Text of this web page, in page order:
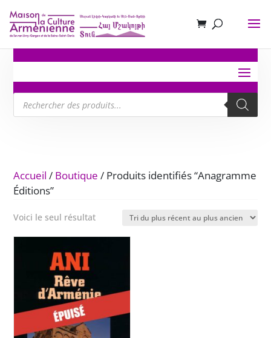
Recherche
de
produits
Accueil / Boutique / Produits identifiés “Anagramme
Éditions”
Voici le seul résultat